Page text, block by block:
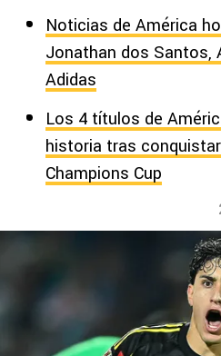
Noticias de América
Jonathan dos Santos,
Adidas
Los 4 títulos de
historia tras
Champions Cup